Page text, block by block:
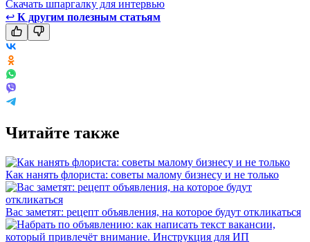
Скачать шпаргалку для интервью
↩ К другим полезным статьям
Читайте также
Как нанять флориста: советы малому бизнесу и не только
Вас заметят: рецепт объявления, на которое будут откликаться